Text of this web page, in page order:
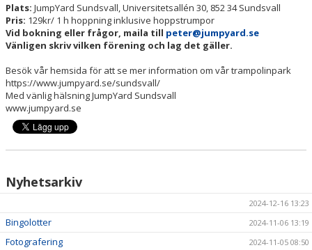
Plats: JumpYard Sundsvall, Universitetsallén 30, 852 34 Sundsvall
Pris: 129kr/ 1 h hoppning inklusive hoppstrumpor
Vid bokning eller frågor, maila till peter@jumpyard.se
Vänligen skriv vilken förening och lag det gäller.
Besök vår hemsida för att se mer information om vår trampolinpark
https://www.jumpyard.se/sundsvall/
Med vänlig hälsning JumpYard Sundsvall
www.jumpyard.se
Nyhetsarkiv
2024-12-16 13:23
Bingolotter 2024-11-06 13:19
Fotografering 2024-11-05 08:50